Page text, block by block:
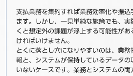
支払業務を集約すれば業務効率化や振込
ます。しかし、一見単純な施策でも、実
くと想定外の課題が浮上する可能性が
ければいけません。
とくに落とし穴になりやすいのは、業
報と、システムが保持しているデータの
いないケースです。業務とシステムの